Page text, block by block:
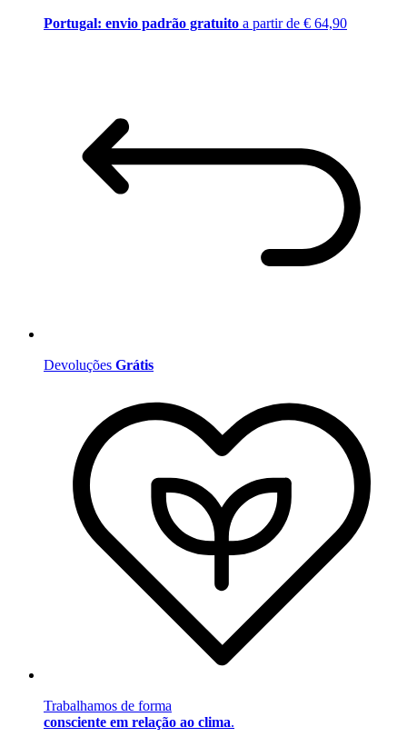
Portugal: envio padrão gratuito a partir de € 64,90
Devoluções Grátis
Trabalhamos de forma
consciente em relação ao clima.